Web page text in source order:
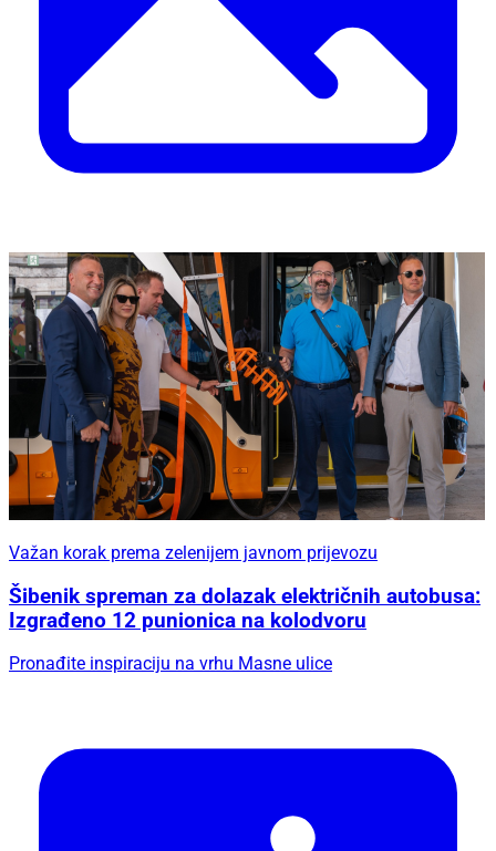
Važan korak prema zelenijem javnom prijevozu
Šibenik spreman za dolazak električnih autobusa:
Izgrađeno 12 punionica na kolodvoru
Pronađite inspiraciju na vrhu Masne ulice